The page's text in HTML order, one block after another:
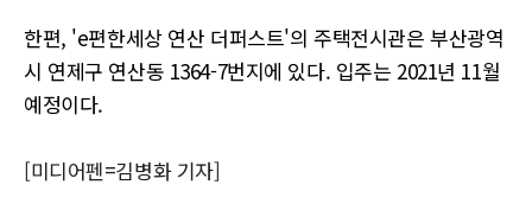
한편, 'e편한세상 연산 더퍼스트'의 주택전시관은 부산광역
시 연제구 연산동 1364-7번지에 있다. 입주는 2021년 11월
예정이다.
[미디어펜=김병화 기자]